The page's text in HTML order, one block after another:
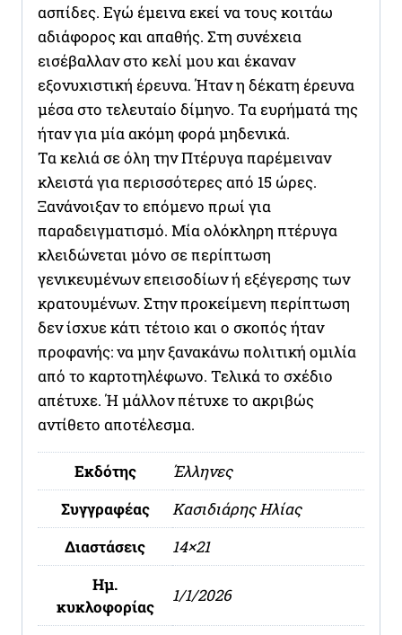
ασπίδες. Εγώ έμεινα εκεί να τους κοιτάω
αδιάφορος και απαθής. Στη συνέχεια
εισέβαλλαν στο κελί μου και έκαναν
εξονυχιστική έρευνα. Ήταν η δέκατη έρευνα
μέσα στο τελευταίο δίμηνο. Τα ευρήματά της
ήταν για μία ακόμη φορά μηδενικά.
Τα κελιά σε όλη την Πτέρυγα παρέμειναν
κλειστά για περισσότερες από 15 ώρες.
Ξανάνοιξαν το επόμενο πρωί για
παραδειγματισμό. Μία ολόκληρη πτέρυγα
κλειδώνεται μόνο σε περίπτωση
γενικευμένων επεισοδίων ή εξέγερσης των
κρατουμένων. Στην προκείμενη περίπτωση
δεν ίσχυε κάτι τέτοιο και ο σκοπός ήταν
προφανής: να μην ξανακάνω πολιτική ομιλία
από το καρτοτηλέφωνο. Τελικά το σχέδιο
απέτυχε. Ή μάλλον πέτυχε το ακριβώς
αντίθετο αποτέλεσμα.
Εκδότης
Έλληνες
Συγγραφέας
Κασιδιάρης Ηλίας
Διαστάσεις
14×21
Ημ.
κυκλοφορίας
1/1/2026